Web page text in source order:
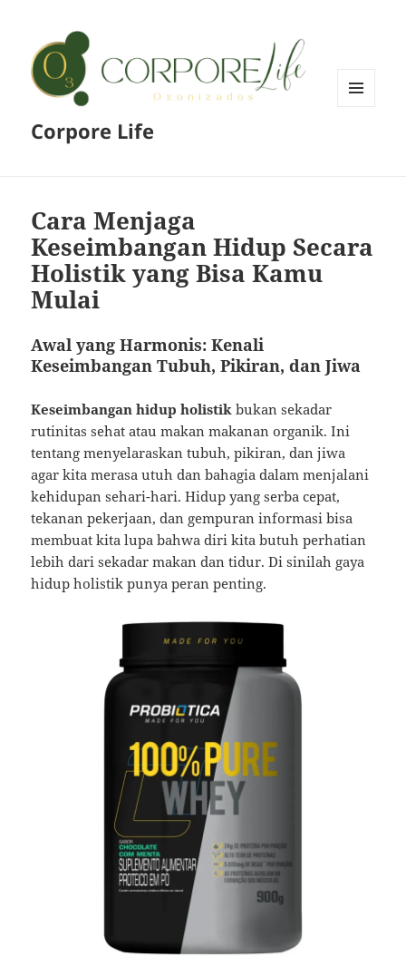
Corpore Life
Cara Menjaga
Keseimbangan Hidup Secara
Holistik yang Bisa Kamu
Mulai
Awal yang Harmonis: Kenali
Keseimbangan Tubuh, Pikiran, dan Jiwa
Keseimbangan hidup holistik bukan sekadar
rutinitas sehat atau makan makanan organik. Ini
tentang menyelaraskan tubuh, pikiran, dan jiwa
agar kita merasa utuh dan bahagia dalam menjalani
kehidupan sehari-hari. Hidup yang serba cepat,
tekanan pekerjaan, dan gempuran informasi bisa
membuat kita lupa bahwa diri kita butuh perhatian
lebih dari sekadar makan dan tidur. Di sinilah gaya
hidup holistik punya peran penting.